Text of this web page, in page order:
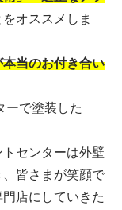
オススメしま
当のお付き合い
ーで塗装した
センターは外壁
皆さまが笑顔で
店にしていきた